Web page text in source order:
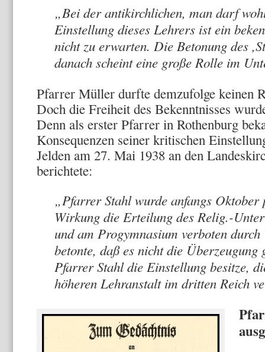
„Bei der antikirchlichen, man darf
Einstellung dieses Lehrers ist ein
nicht zu erwarten. Die Betonung des
danach scheint eine große Rolle im
Pfarrer Müller durfte demzufolge keinen
Doch die Freiheit des Bekenntnisses
Denn als erster Pfarrer in Rothenburg
Konsequenzen seiner kritischen
Jelden am 27. Mai 1938 an den
berichtete:
„Pfarrer Stahl wurde anfangs
Wirkung die Erteilung des Relig.-
und am Progymnasium verboten
betonte, daß es nicht die Überzeugung
Pfarrer Stahl die Einstellung besitze,
höheren Lehranstalt im dritten Reich